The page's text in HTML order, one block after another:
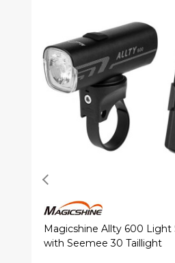
Magicshine Allty 600 Light
with Seemee 30 Taillight